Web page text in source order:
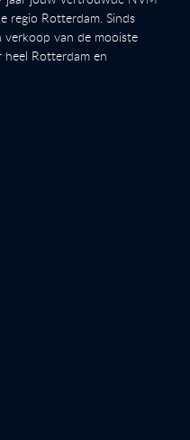
regio Rotterdam. Sinds
verkoop van de mooiste
Rotterdam en